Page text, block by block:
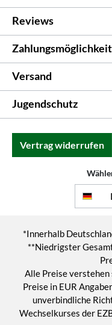
Reviews
Versand
Jugendschutz
Vertrag widerrufen
*Innerhalb
**Niedrigster
Alle Preise
Preise in EUR
unverbindliche
Wechselkurses der